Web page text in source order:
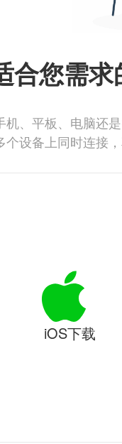
合您需求
、平板、电脑还
设备上同时连接，
iOS下载